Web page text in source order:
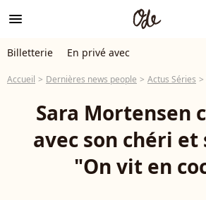
menu
Billetterie En privé avec
Accueil Dernières news people Actus Séries
Sara Mortensen
avec son chéri et
"On vit en